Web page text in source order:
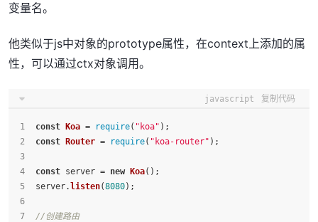
变量名。
他类似于js中对象的prototype属性，在context上添加的属
性，可以通过ctx对象调用。
javascript 复制代码
const Koa = require( "koa" );
const
Router = require( "koa-router" );
const server = new Koa();
server. listen(8080);
//创建路由